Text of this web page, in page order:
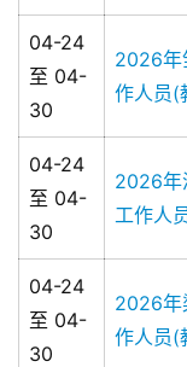
04-24
至 04-
30
2026年
作人员(
04-24
至 04-
30
2026年
工作人
04-24
至 04-
30
2026年
作人员(